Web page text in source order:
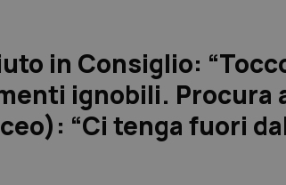
in Consiglio:
ignobili. Procura
“Ci tenga fuori